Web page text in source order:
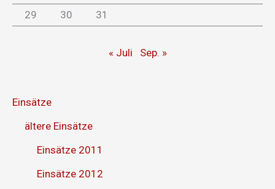
29
30 31
« Juli Sep. »
Einsätze
ältere Einsätze
Einsätze 2011
Einsätze 2012